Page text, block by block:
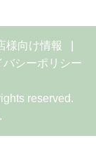
様向け情報
バシーポリシー
reserved.
.